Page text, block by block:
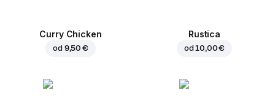
Curry Chicken
od 9,50 €
Rustica
od10,00 €